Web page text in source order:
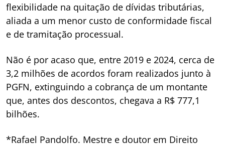
flexibilidade na quitação de dívidas tributárias,
aliada a um menor custo de conformidade fiscal
e de tramitação processual.
Não é por acaso que, entre 2019 e 2024, cerca de
3,2 milhões de acordos foram realizados junto à
PGFN, extinguindo a cobrança de um montante
que, antes dos descontos, chegava a R$ 777,1
bilhões.
*Rafael Pandolfo. Mestre e doutor em Direito